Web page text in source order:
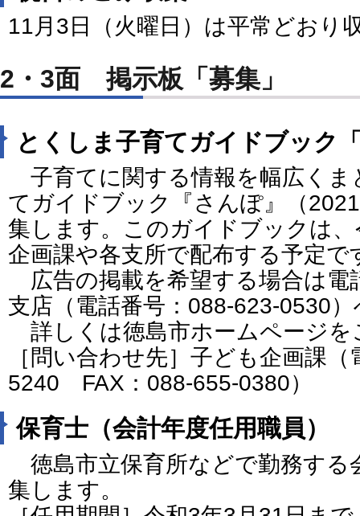
11月3日（火曜日）は平常どおり
2・3面 掲示板「募集」
とくしま子育てガイドブック
子育てに関する情報を幅広くま
てガイドブック『さんぽ』（
集します。このガイドブックは
企画課や各支所で配布する予定で
広告の掲載を希望する場合は電
支店（電話番号：088-623-0530）
詳しくは徳島市ホームページを
［問い合わせ先］子ども企画課
5240 FAX：088-655-0380）
保育士（会計年度任用職員）
徳島市立保育所などで勤務する
集します。